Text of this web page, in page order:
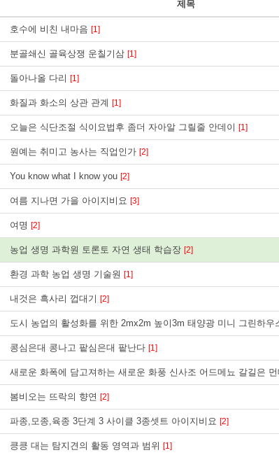
제목
호수에 비친 내마음 [1]
분골쇄신 골육상쟁 운칠기삼 [1]
돌아나올 다리 [1]
화질과 화소의 상관 관계 [1]
오늘은 식단조절 식이요법후 좀더 자아알 그릴줄 안데이 [1]
원예는 취미고 농사는 직업인가 [2]
You know what I know you [2]
여름 지나면 가을 아이지비요 [3]
여명 [2]
농업 생명 과학원 토론토 자연 생태 학습장 [2]
환경 과학 농업 생명 기술원 [1]
내것은 흑사리 껍대기 [2]
도시 농업의 활성화를 위한 2mx2m 높이3m 태양광 미니 그린하우
콩심은대 콩나고 팥심은대 팥난다 [1]
새로운 화폭에 담고져하는 새로운 화풍 신사조 어드메뇨 갈길은 먼
봄비오는 뜨락의 향연 [2]
파종,모종,육종 3단계 3 사이클 3종셋트 아이지비요 [2]
킁킁 대는 탐지견의 활동 영역과 범위 [1]